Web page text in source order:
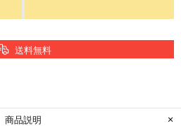
送料無料
商品説明